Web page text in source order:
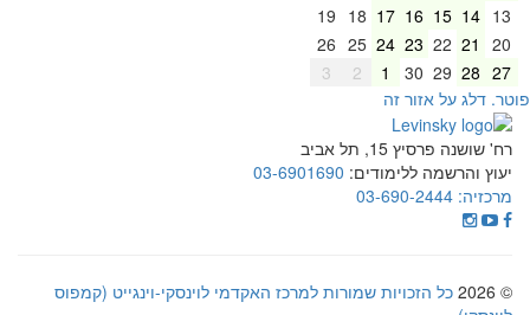
13
14
15
16
17
18
19
20
21
22
23
24
25
26
27
28
29
30
2
3
דלג על אזור זה
רח' שושנה פרסיץ 15, תל אביב
יעוץ והרשמה ללימודים: 03-6901690
מרכזיה: 03-690-2444
© 2026
כל הזכויות שמורות למרכז האקדמי לוינסקי-וינגייט (קמפוס